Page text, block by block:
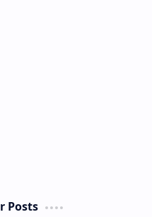
Posts